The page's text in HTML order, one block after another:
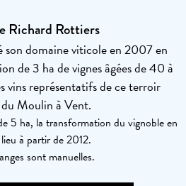
Richard Rottiers
son domaine viticole en 2007 en
de 3 ha de vignes âgées de 40 à
vins représentatifs de ce terroir
Moulin à Vent.
5 ha, la transformation du vignoble en
à partir de 2012.
sont manuelles.